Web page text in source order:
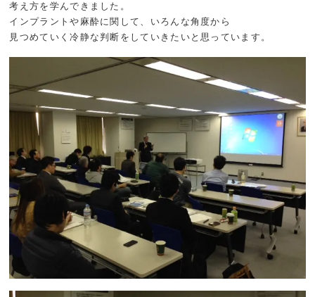
考え方を学んできました。
インプラントや麻酔に関して、いろんな角度から
見つめていく冷静な判断をしていきたいと思っています。